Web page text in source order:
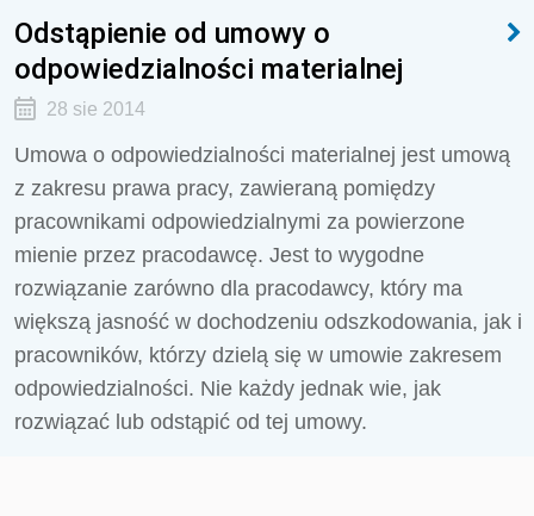
Odstąpienie od umowy o
odpowiedzialności materialnej
28 sie 2014
Umowa o odpowiedzialności materialnej jest umową
z zakresu prawa pracy, zawieraną pomiędzy
pracownikami odpowiedzialnymi za powierzone
mienie przez pracodawcę. Jest to wygodne
rozwiązanie zarówno dla pracodawcy, który ma
większą jasność w dochodzeniu odszkodowania, jak i
pracowników, którzy dzielą się w umowie zakresem
odpowiedzialności. Nie każdy jednak wie, jak
rozwiązać lub odstąpić od tej umowy.